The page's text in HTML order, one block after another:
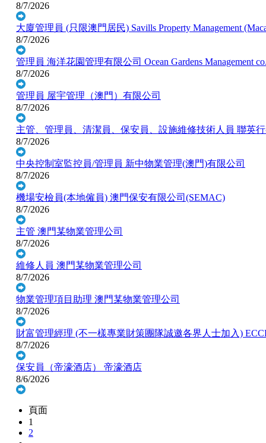
8/7/2026
大廈管理員 (只限澳門居民) Savills Property Management
8/7/2026
管理員 海洋花園管理有限公司 Ocean Gardens Management
8/7/2026
管理員 屋宇管理（澳門）有限公司
8/7/2026
主管、管理員、清潔員、保安員、設施維修技術人員 聯英
8/7/2026
中央控制室監控員/管理員 新中物業管理(澳門)有限公司
8/7/2026
機場安檢員(本地僱員) 澳門保安有限公司(SEMAC)
8/7/2026
主管 澳門某物業管理公司
8/7/2026
維修人員 澳門某物業管理公司
8/7/2026
物業管理項目助理 澳門某物業管理公司
8/7/2026
財富管理經理 (不一樣專業財策團隊誠邀各界人士加入)
8/7/2026
保安員（帝濠酒店） 帝濠酒店
8/6/2026
頁面
1
2